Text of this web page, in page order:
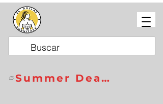
Summer Deals